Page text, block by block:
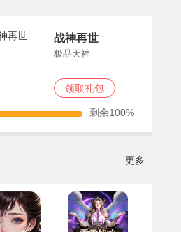
战神再世
极品天神
领取礼包
剩余100%
更多